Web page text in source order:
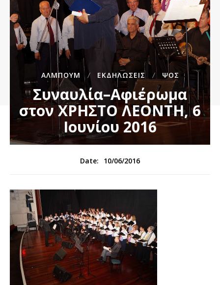
ΆΛΜΠΟΥΜ ΕΚΔΗΛΏΣΕΙΣ ΨΟΣ
Συναυλία–Αφιέρωμα
στον ΧΡΗΣΤΟ ΛΕΟΝΤΗ, 6
Ιουνίου 2016
Date: 10/06/2016